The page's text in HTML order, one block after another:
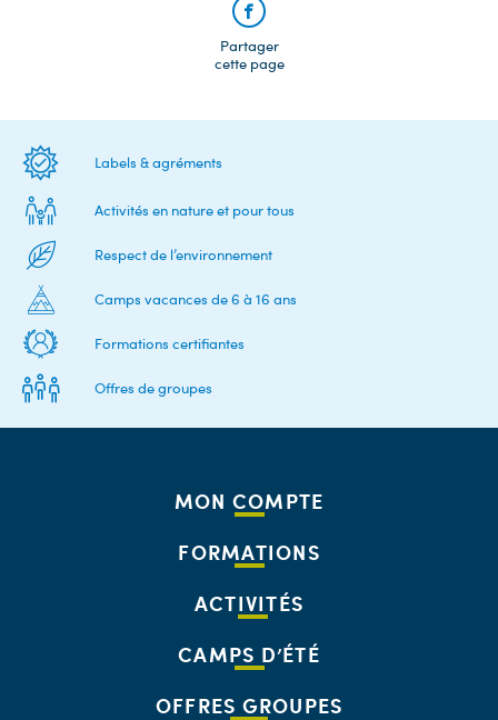
Partager
cette page
Labels & agréments
Activités en nature et pour tous
Respect de l’environnement
Camps vacances de 6 à 16 ans
Formations certifiantes
Offres de groupes
MON COMPTE
FORMATIONS
ACTIVITÉS
CAMPS D’ÉTÉ
OFFRES GROUPES